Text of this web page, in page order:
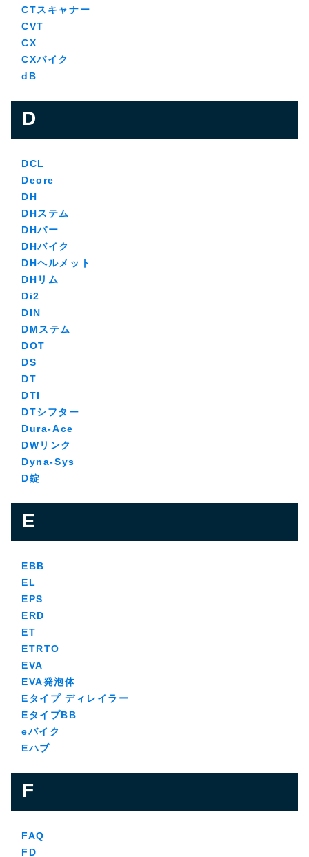
CTスキャナー
CVT
CX
CXバイク
dB
D
DCL
Deore
DH
DHステム
DHバー
DHバイク
DHヘルメット
DHリム
Di2
DIN
DMステム
DOT
DS
DT
DTI
DTシフター
Dura-Ace
DWリンク
Dyna-Sys
D錠
E
EBB
EL
EPS
ERD
ET
ETRTO
EVA
EVA発泡体
Eタイプ ディレイラー
EタイプBB
eバイク
Eハブ
F
FAQ
FD